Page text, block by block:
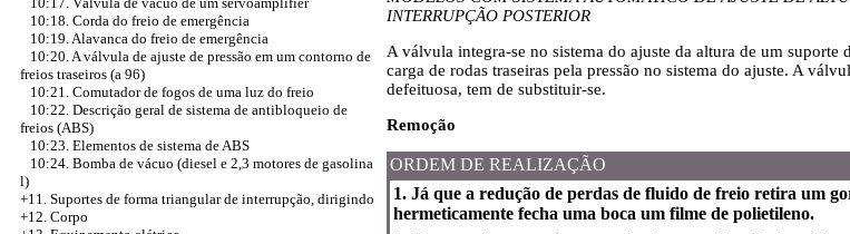
10:18. Corda do freio de emergência
10:19. Alavanca do freio de emergência
10:20. A válvula de ajuste de pressão em um contorno de
freios traseiros (a 96)
10:21. Comutador de fogos de uma luz do freio
10:22. Descrição geral de sistema de antibloqueio de
freios (ABS)
10:23. Elementos de sistema de ABS
10:24. Bomba de vácuo (diesel e 2,3 motores de gasolina
l)
+11. Suportes de forma triangular de interrupção, dirigindo
+12. Corpo
INTERRUPÇÃO POSTERIOR
A válvula integra-se no sistema do ajuste da altura de um
carga de rodas traseiras pela pressão no sistema do ajuste. A
defeituosa, tem de substituir-se.
Remoção
ORDEM DE REALIZAÇÃO
1. Já que a redução de perdas de fluido de freio retira um
hermeticamente fecha uma boca um filme de polietileno.